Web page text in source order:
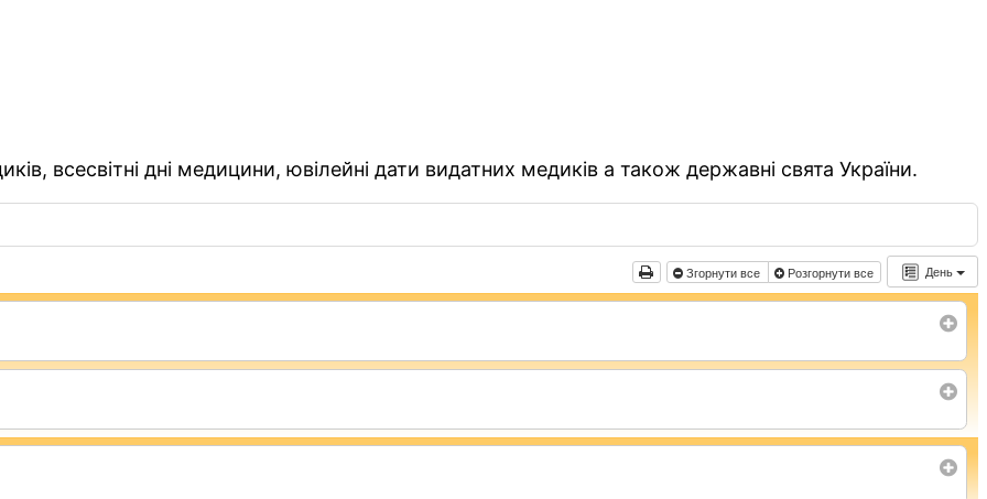
всесвітні дні медицини, ювілейні дати видатних медиків а також державні свята України.
День
Згорнути все Розгорнути все